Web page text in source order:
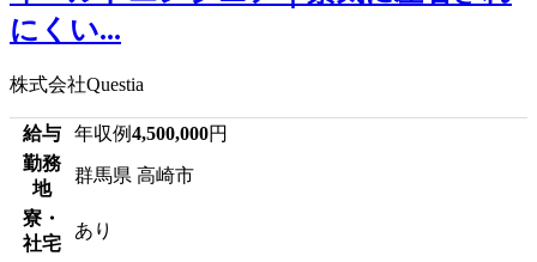
にくい...
株式会社Questia
給与 年収例4,500,000円
勤務
地
群馬県 高崎市
寮・
社宅
あり